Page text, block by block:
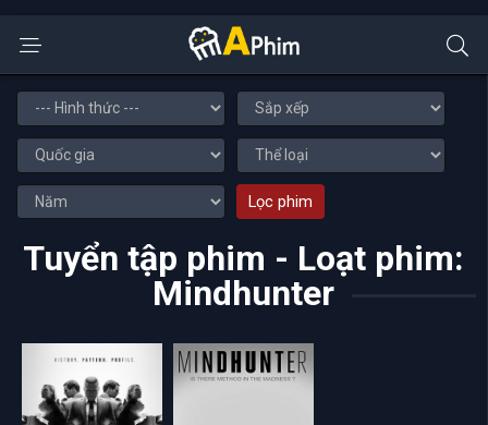
Lọc phim
Tuyển tập phim - Loạt phim:
Mindhunter